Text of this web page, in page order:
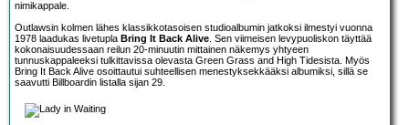
nimikappale.
Outlawsin kolmen lähes klassikkotasoisen studioalbumin jatkoksi ilmestyi vuonna
1978 laadukas livetupla Bring It Back Alive. Sen viimeisen levypuoliskon täyttää
kokonaisuudessaan reilun 20-minuutin mittainen näkemys yhtyeen
tunnuskappaleeksi tulkittavissa olevasta Green Grass and High Tidesista. Myös
Bring It Back Alive osoittautui suhteellisen menestyksekkääksi albumiksi, sillä se
saavutti Billboardin listalla sijan 29.